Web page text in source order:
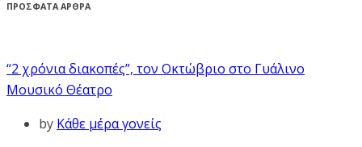
ΠΡΟΣΦΑΤΑ ΑΡΘΡΑ
“2 χρόνια διακοπές”, τον Οκτώβριο στο Γυάλινο
Μουσικό Θέατρο
by Κάθε μέρα γονείς